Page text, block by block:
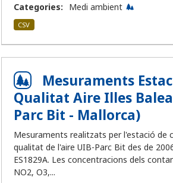
Categories:
Medi ambient
CSV
Mesuraments
Qualitat Aire Illes
Parc Bit - Mallorca)
Mesuraments realitzats per l'estació de
qualitat de l'aire UIB-Parc Bit des de
ES1829A. Les concentracions dels
NO2, O3,...